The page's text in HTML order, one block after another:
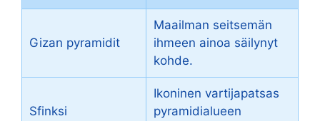
Gizan pyramidit
Maailman seitsemän
ihmeen ainoa säilynyt
kohde.
Sfinksi
Ikoninen vartijapatsas
pyramidialueen